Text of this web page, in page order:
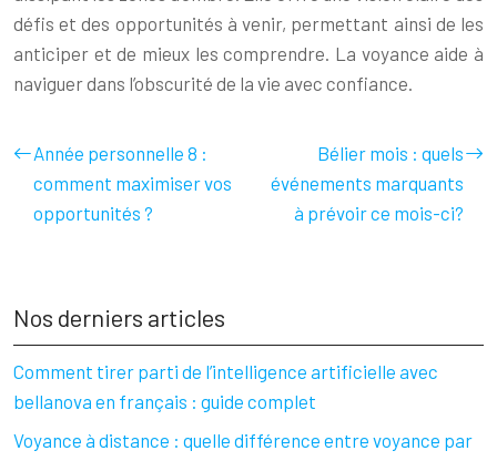
défis et des opportunités à venir, permettant ainsi de les
anticiper et de mieux les comprendre. La voyance aide à
naviguer dans l’obscurité de la vie avec confiance.
Année personnelle 8 :
comment maximiser vos
opportunités ?
Bélier mois : quels
événements marquants
à prévoir ce mois-ci?
Nos derniers articles
Comment tirer parti de l’intelligence artificielle avec
bellanova en français : guide complet
Voyance à distance : quelle différence entre voyance par